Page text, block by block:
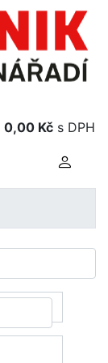
0,00 Kčs DPH